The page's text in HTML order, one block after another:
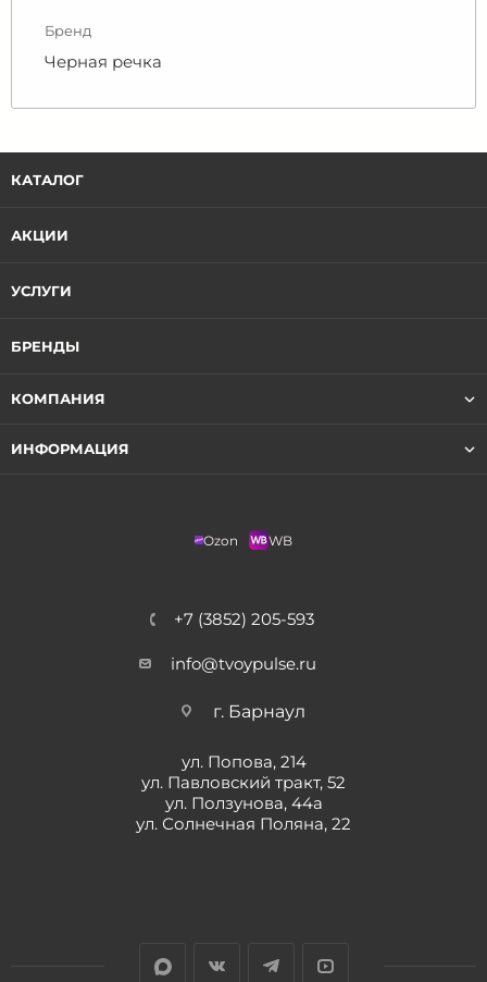
Бренд
Черная речка
КАТАЛОГ
АКЦИИ
УСЛУГИ
БРЕНДЫ
КОМПАНИЯ
ИНФОРМАЦИЯ
Ozon WB
+7 (3852) 205-593
info@tvoypulse.ru
г. Барнаул
ул. Попова, 214
ул. Павловский тракт, 52
ул. Ползунова, 44а
ул. Солнечная Поляна, 22